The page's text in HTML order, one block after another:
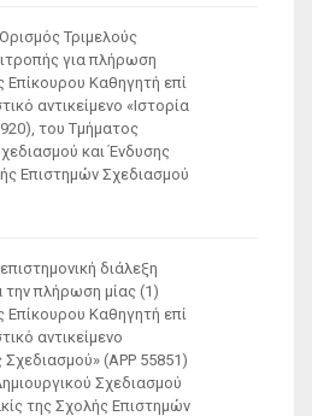
Τριμελούς
για πλήρωση
Επίκουρου Καθηγητή επί
αντικείμενο «Ιστορία
του Τμήματος
και Ένδυσης
Επιστημών Σχεδιασμού
διάλεξη
πλήρωση μίας (1)
Επίκουρου Καθηγητή επί
αντικείμενο
(ΑΡΡ 55851)
Σχεδιασμού
της Σχολής Επιστημών